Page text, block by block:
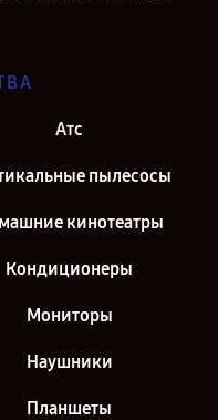
Атс
пылесосы
кинотеатры
Кондиционеры
Мониторы
Наушники
Планшеты